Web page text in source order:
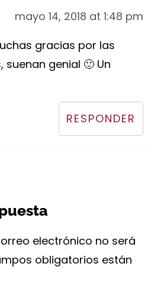
mayo 14, 2018 at 1:48 pm
gracias por las
suenan genial 🙂 Un
RESPONDER
electrónico no será
obligatorios están